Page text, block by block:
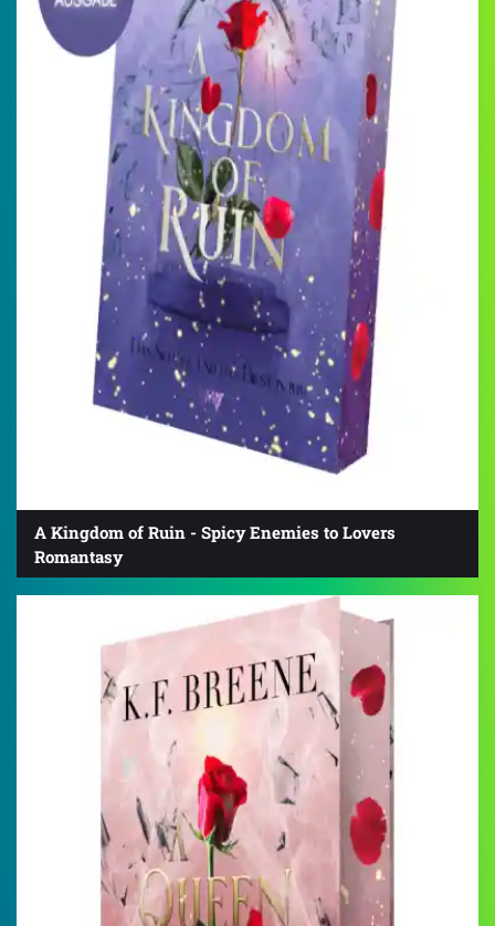
A Kingdom of Ruin - Spicy Enemies to Lovers
Romantasy